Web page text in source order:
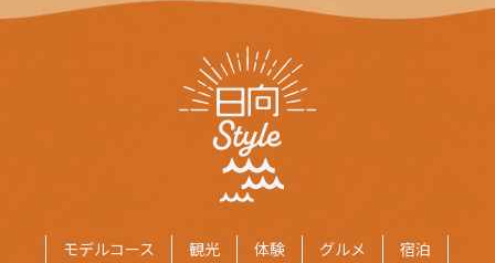
モデルコース 観光 体験 グルメ 宿泊